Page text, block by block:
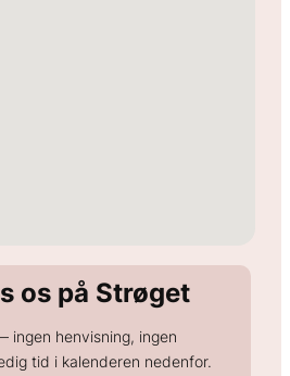
os på Strøget
ingen henvisning, ingen
tid i kalenderen nedenfor.